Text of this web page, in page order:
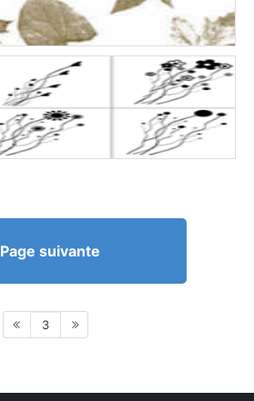
Page suivante
3